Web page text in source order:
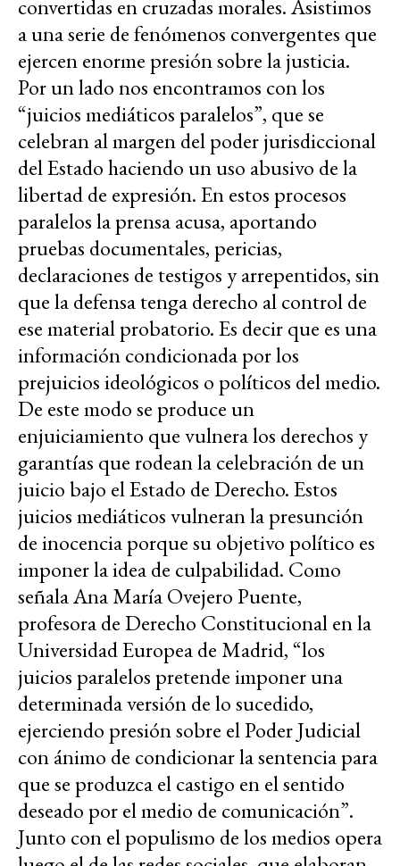
convertidas en cruzadas morales. Asistimos
a una serie de fenómenos convergentes que
ejercen enorme presión sobre la justicia.
Por un lado nos encontramos con los
“juicios mediáticos paralelos”, que se
celebran al margen del poder jurisdiccional
del Estado haciendo un uso abusivo de la
libertad de expresión. En estos procesos
paralelos la prensa acusa, aportando
pruebas documentales, pericias,
declaraciones de testigos y arrepentidos, sin
que la defensa tenga derecho al control de
ese material probatorio. Es decir que es una
información condicionada por los
prejuicios ideológicos o políticos del medio.
De este modo se produce un
enjuiciamiento que vulnera los derechos y
garantías que rodean la celebración de un
juicio bajo el Estado de Derecho. Estos
juicios mediáticos vulneran la presunción
de inocencia porque su objetivo político es
imponer la idea de culpabilidad. Como
señala Ana María Ovejero Puente,
profesora de Derecho Constitucional en la
Universidad Europea de Madrid, “los
juicios paralelos pretende imponer una
determinada versión de lo sucedido,
ejerciendo presión sobre el Poder Judicial
con ánimo de condicionar la sentencia para
que se produzca el castigo en el sentido
deseado por el medio de comunicación”.
Junto con el populismo de los medios opera